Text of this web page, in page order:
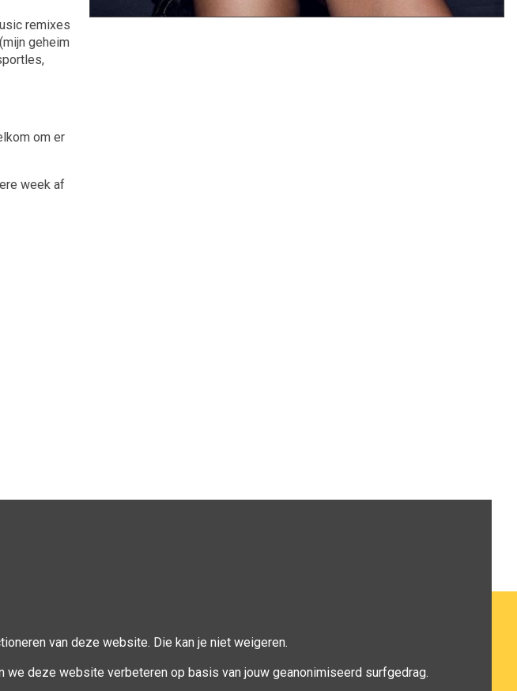
van deze website. Die kan je niet weigeren.
we deze website verbeteren op basis van jouw geanonimiseerd surfgedrag.
remixes
geheim
om er
week af